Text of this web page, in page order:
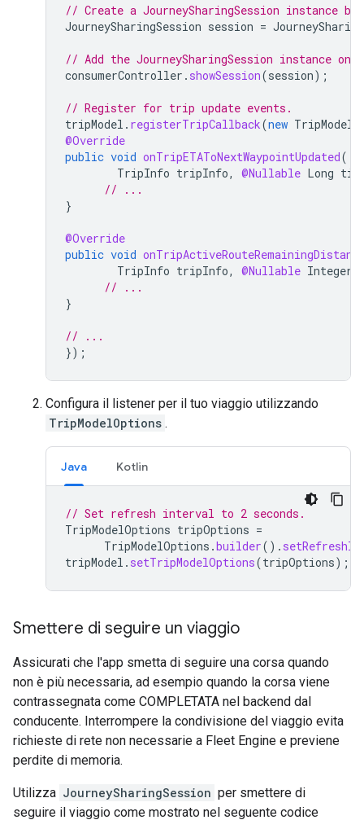
// Create a JourneySharingSession instance
JourneySharingSession session =
// Add the JourneySharingSession instance
consumerController . showSession(session);
// Register for trip update events.
tripModel . registerTripCallback(new
@Override
public void onTripETAToNextWaypointUpdated(
TripInfo tripInfo, @Nullable Long
// ...
}
@Override
public void
TripInfo tripInfo, @Nullable Integer
// ...
}
// ...
});
Configura il listener per il tuo viaggio utilizzando
TripModelOptions .
Java Kotlin
// Set refresh interval to 2 seconds.
TripModelOptions tripOptions =
TripModelOptions .builder().
tripModel . setTripModelOptions(tripOptions);
Smettere di seguire un viaggio
Assicurati che l'app smetta di seguire una corsa quando
non è più necessaria, ad esempio quando la corsa viene
contrassegnata come COMPLETATA nel backend dal
conducente. Interrompere la condivisione del viaggio evita
richieste di rete non necessarie a Fleet Engine e previene
perdite di memoria.
Utilizza JourneySharingSession per smettere di
seguire il viaggio come mostrato nel seguente codice